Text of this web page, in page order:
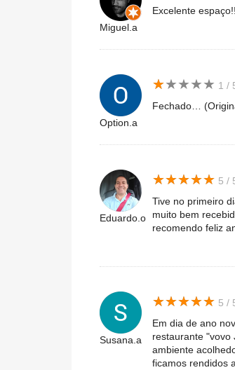
Miguel.a
Excelente
Option.a
★★★★★
★★★★★ 1 /
Fechado…
Eduardo.o
★★★★★
★★★★★ 5 /
Tive no primeiro
muito bem
recomendo feliz
Susana.a
★★★★★
★★★★★ 5 /
Em dia de ano
restaurante "vovo
ambiente
ficamos rendidos